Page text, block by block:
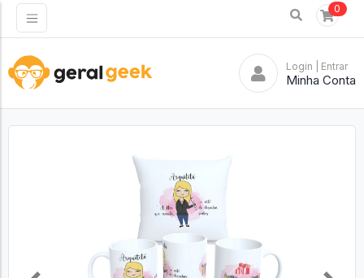
0
Login | Entrar
Minha Conta